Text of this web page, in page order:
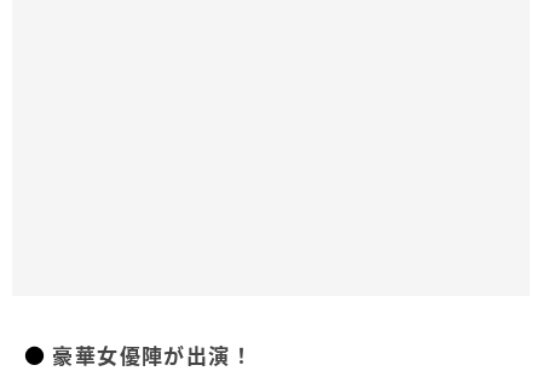
豪華女優陣が出演！